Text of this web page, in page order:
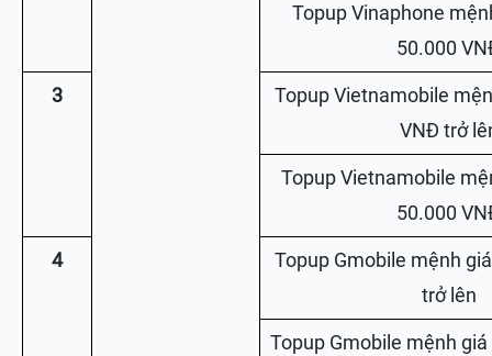
Topup Vinaphone
50.000
3
Topup Vietnamobile
VNĐ trở
Topup Vietnamobile
50.000
4
Topup Gmobile mệnh
trở lên
Topup Gmobile mệnh